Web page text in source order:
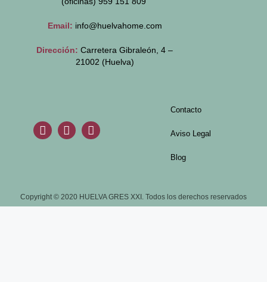
Email: info@huelvahome.com
Dirección: Carretera Gibraleón, 4 –
21002 (Huelva)
Contacto
Aviso Legal
Blog
Copyright © 2020 HUELVA GRES XXI. Todos los derechos reservados